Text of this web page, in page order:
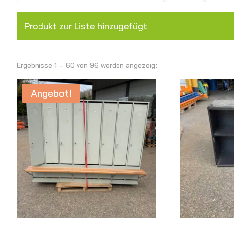
Produkt zur Liste hinzugefügt
Ergebnisse 1 – 60 von 96 werden angezeigt
Angebot!